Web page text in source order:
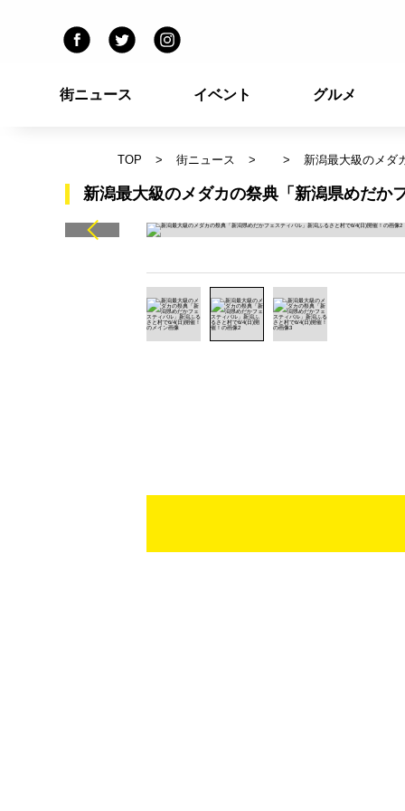
街ニュース イベント グルメ
TOP 街ニュース 新潟最大級のメダ
新潟最大級のメダカの祭典「新潟県めだか